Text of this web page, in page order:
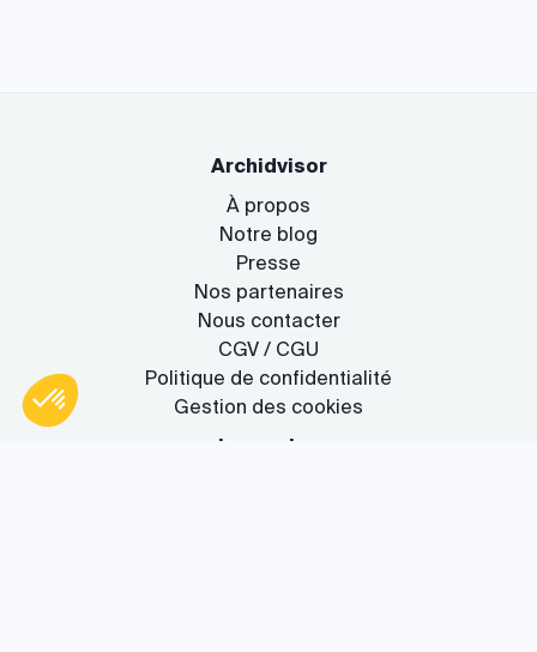
Archidvisor
À propos
Notre blog
Presse
Nos partenaires
Nous contacter
CGV / CGU
Politique de confidentialité
Gestion des cookies
Le service